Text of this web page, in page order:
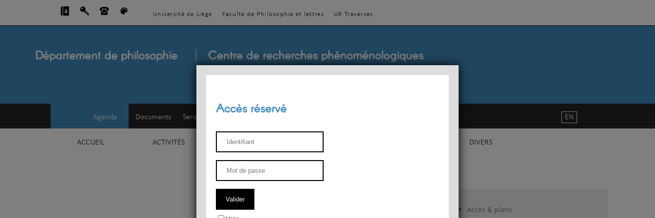
Université de Liège Faculté de Philosophie et lettres UR Traverses
Département de philosophie Centre de recherches phénoménologiques
Agenda Documents Service d'esthétique
ACCUEIL ACTIVITÉS ENSEIGNEMENT DIVERS
EN
Accès & plans
Accès réservé